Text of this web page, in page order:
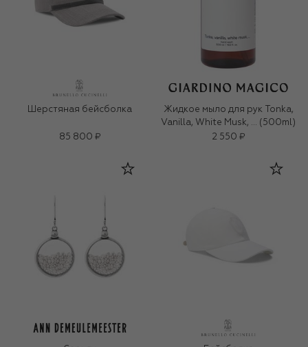
Шерстяная бейсболка
85 800 ₽
Жидкое мыло для рук Tonka,
Vanilla, White Musk, … (500ml)
2 550 ₽